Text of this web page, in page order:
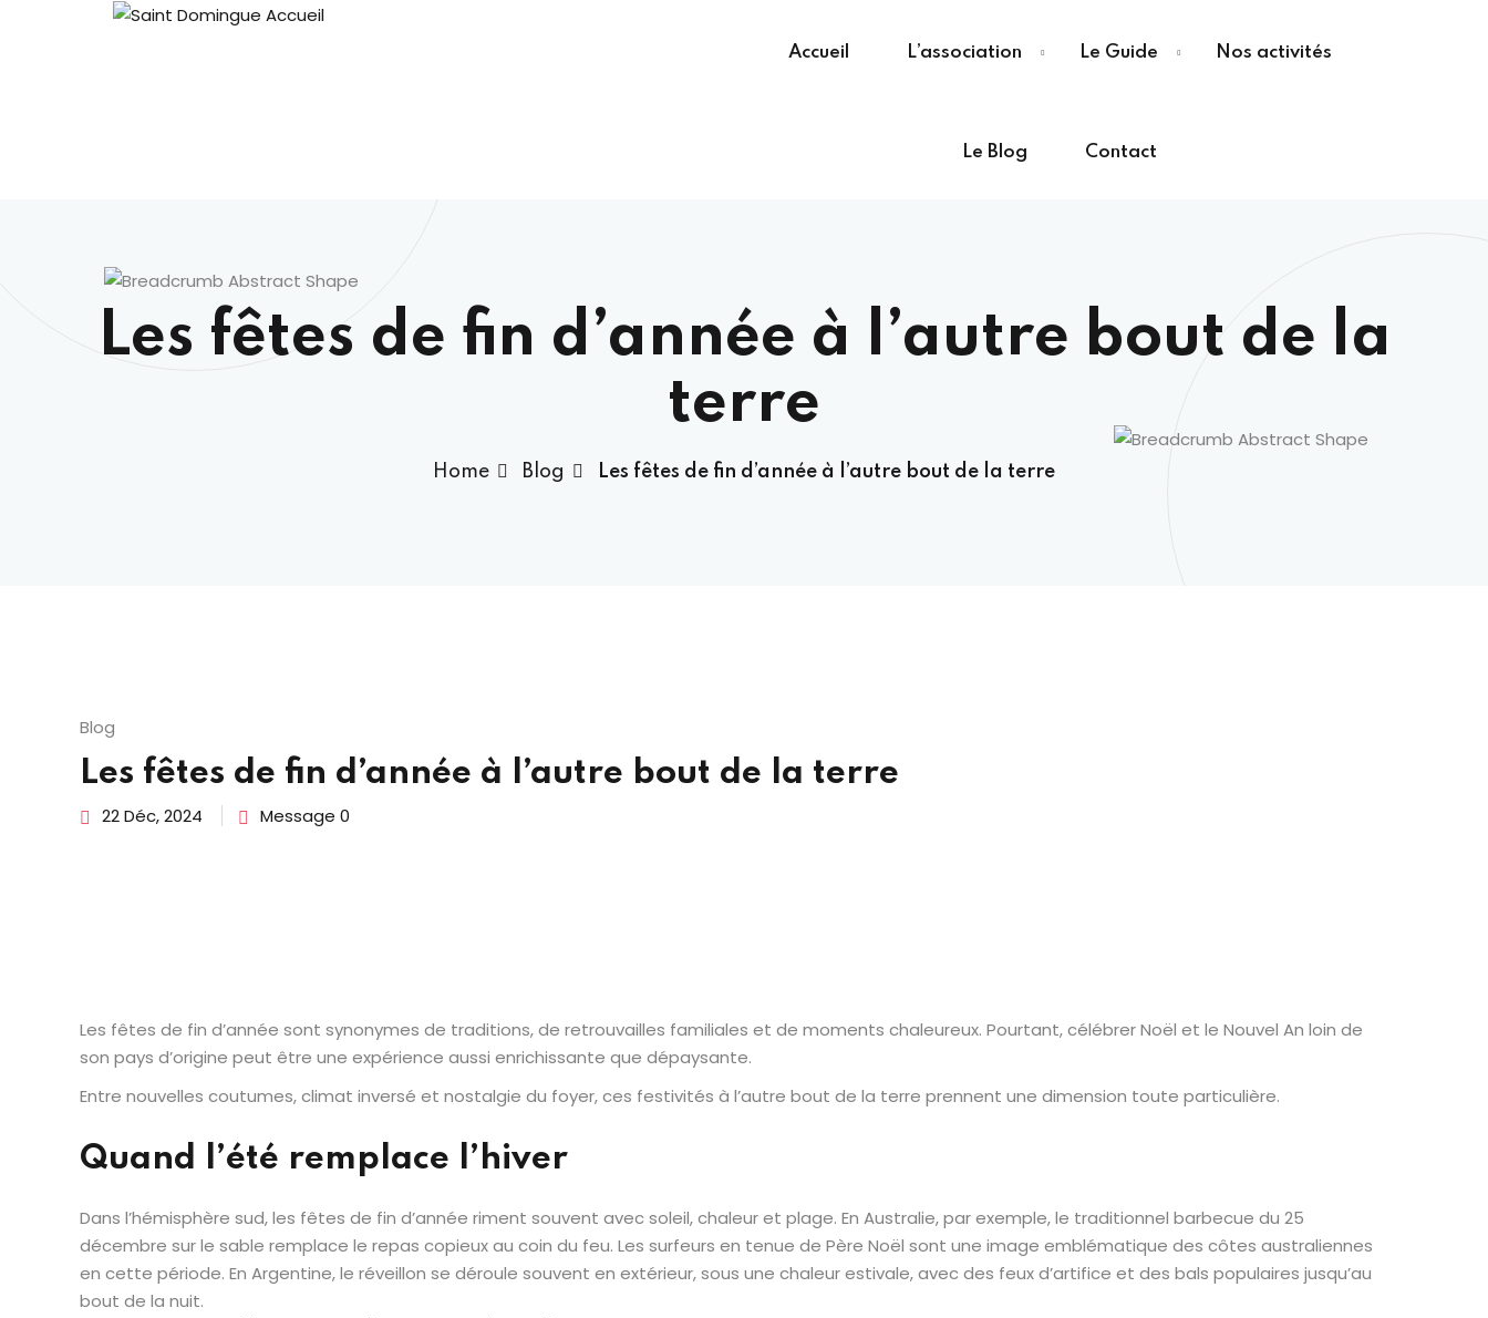
Accueil L’association Le Guide Nos activités
Le Blog Contact
Les fêtes de fin d’année à l’autre bout de la
terre
Home Blog Les fêtes de fin d’année à l’autre bout de la terre
Blog
Les fêtes de fin d’année à l’autre bout de la terre
22 Déc, 2024 Message 0
Les fêtes de fin d’année sont synonymes de traditions, de retrouvailles familiales et de moments chaleureux. Pourtant, célébrer Noël et le Nouvel An loin de
son pays d’origine peut être une expérience aussi enrichissante que dépaysante.
Entre nouvelles coutumes, climat inversé et nostalgie du foyer, ces festivités à l’autre bout de la terre prennent une dimension toute particulière.
Quand l’été remplace l’hiver
Dans l’hémisphère sud, les fêtes de fin d’année riment souvent avec soleil, chaleur et plage. En Australie, par exemple, le traditionnel barbecue du 25
décembre sur le sable remplace le repas copieux au coin du feu. Les surfeurs en tenue de Père Noël sont une image emblématique des côtes australiennes
en cette période. En Argentine, le réveillon se déroule souvent en extérieur, sous une chaleur estivale, avec des feux d’artifice et des bals populaires jusqu’au
bout de la nuit.